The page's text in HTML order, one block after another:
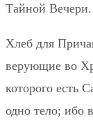
Тайной Вечери.
Хлеб для
верующие во
которого есть
одно тело; ибо